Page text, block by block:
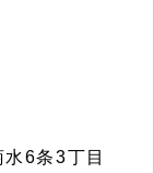
6条3丁目